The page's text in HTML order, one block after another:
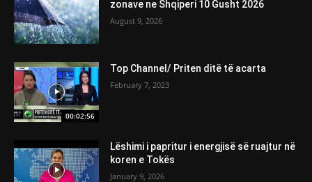
zonave ne Shqiperi 10 Gusht 2026
August 9, 2026
00:02:56
Top Channel/ Priten ditë të acarta
February 7, 2023
Lëshimi i papritur i energjisë së ruajtur në
koren e Tokës
January 9, 2026